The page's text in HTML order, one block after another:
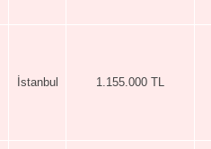
İstanbul 1.155.000 TL